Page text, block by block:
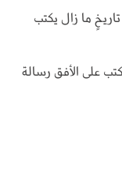
ما زال يكتب
على الأفق رسالة